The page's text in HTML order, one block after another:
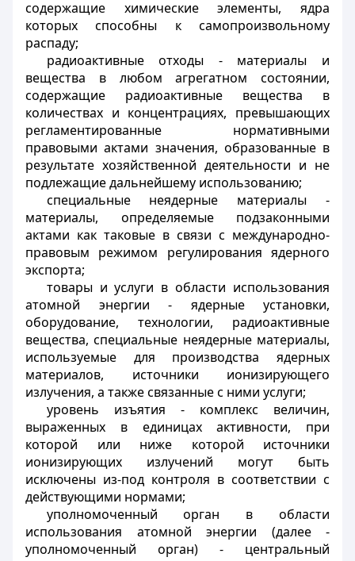
содержащие химические элементы, ядра
которых способны к самопроизвольному
распаду;
радиоактивные отходы - материалы и
вещества в любом агрегатном состоянии,
содержащие радиоактивные вещества в
количествах и концентрациях, превышающих
регламентированные нормативными
правовыми актами значения, образованные в
результате хозяйственной деятельности и не
подлежащие дальнейшему использованию;
специальные неядерные материалы -
материалы, определяемые подзаконными
актами как таковые в связи с международно-
правовым режимом регулирования ядерного
экспорта;
товары и услуги в области использования
атомной энергии - ядерные установки,
оборудование, технологии, радиоактивные
вещества, специальные неядерные материалы,
используемые для производства ядерных
материалов, источники ионизирующего
излучения, а также связанные с ними услуги;
уровень изъятия - комплекс величин,
выраженных в единицах активности, при
которой или ниже которой источники
ионизирующих излучений могут быть
исключены из-под контроля в соответствии с
действующими нормами;
уполномоченный орган в области
использования атомной энергии (далее -
уполномоченный орган) - центральный